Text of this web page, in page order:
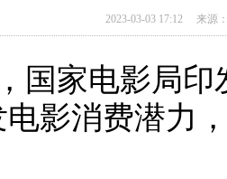
2023-03-03 17:12 来源
国家电影局印
影消费潜力